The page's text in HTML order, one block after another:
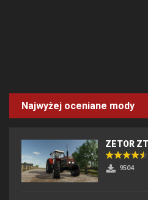
Najwyżej oceniane mody
ZETOR
9504